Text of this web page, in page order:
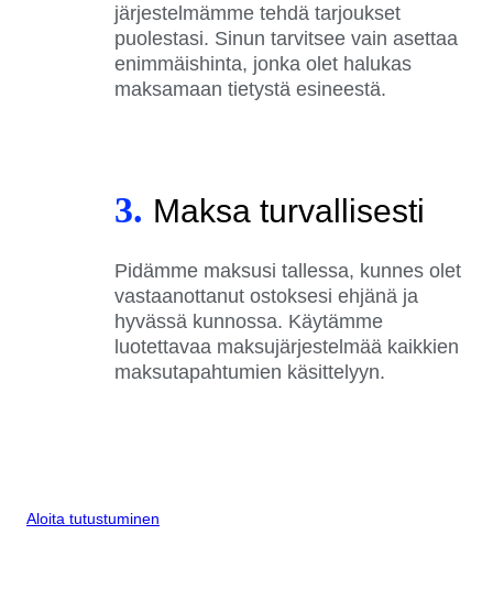
järjestelmämme tehdä tarjoukset
puolestasi. Sinun tarvitsee vain asettaa
enimmäishinta, jonka olet halukas
maksamaan tietystä esineestä.
3. Maksa turvallisesti
Pidämme maksusi tallessa, kunnes olet
vastaanottanut ostoksesi ehjänä ja
hyvässä kunnossa. Käytämme
luotettavaa maksujärjestelmää kaikkien
maksutapahtumien käsittelyyn.
Aloita tutustuminen